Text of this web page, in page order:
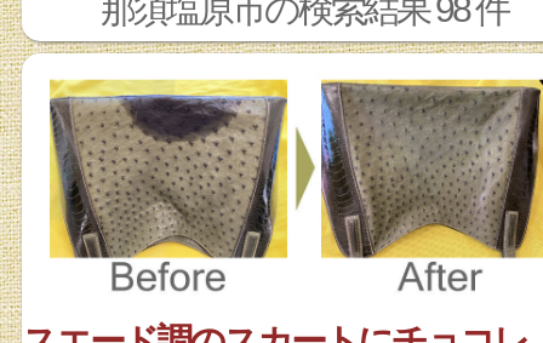
那須塩原市の検索結果 98 件